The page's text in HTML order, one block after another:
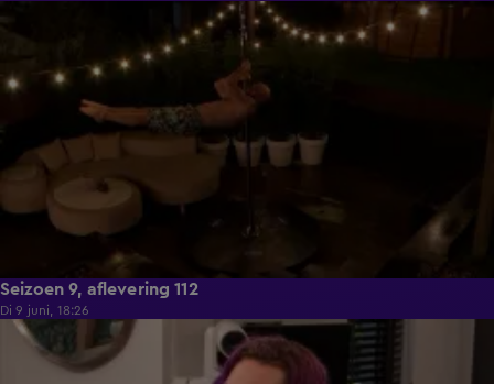
21:50
Seizoen 9, aflevering 112
Di 9 juni, 18:26
21:30